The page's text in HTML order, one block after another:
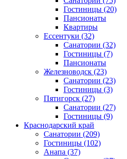
Гостиницы (20)
Пансионаты
Квартиры
Ессентуки (32)
Санатории (32)
Гостиницы (7)
Пансионаты
Железноводск (23)
Санатории (23)
Гостиницы (3)
Пятигорск (27)
Санатории (27)
Гостиницы (9)
Краснодарский край
Санатории (209)
Гостиницы (102)
Анапа (37)